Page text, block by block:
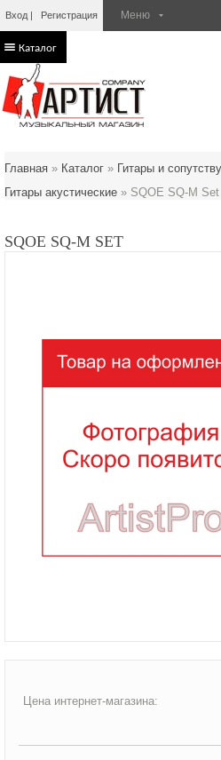
Вход Регистрация
Каталог
Главная » Каталог » Гитары и
Гитары акустические » SQOE SQ-M Set
SQOE SQ-M SET
Цена интернет-магазина: